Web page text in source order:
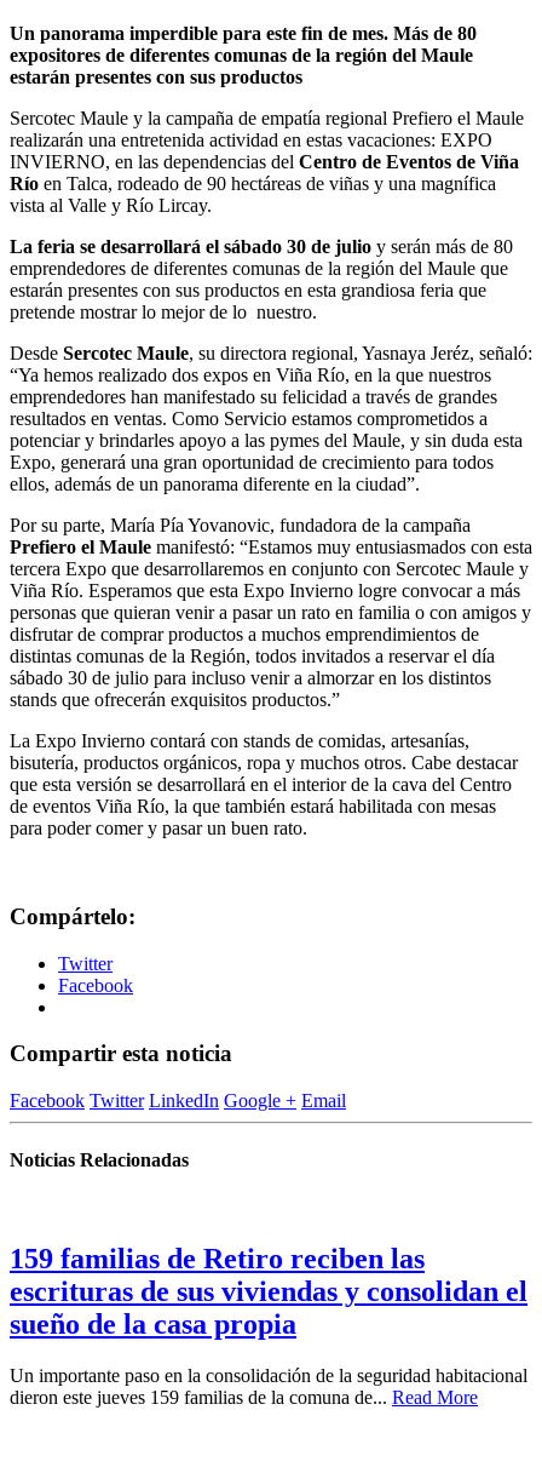
Un panorama imperdible para este fin de mes. Más de 80
expositores de diferentes comunas de la región del Maule
estarán presentes con sus productos
Sercotec Maule y la campaña de empatía regional Prefiero el Maule
realizarán una entretenida actividad en estas vacaciones: EXPO
INVIERNO, en las dependencias del Centro de Eventos de Viña
Río en Talca, rodeado de 90 hectáreas de viñas y una magnífica
vista al Valle y Río Lircay.
La feria se desarrollará el sábado 30 de julio y serán más de 80
emprendedores de diferentes comunas de la región del Maule que
estarán presentes con sus productos en esta grandiosa feria que
pretende mostrar lo mejor de lo nuestro.
Desde Sercotec Maule, su directora regional, Yasnaya Jeréz, señaló:
“Ya hemos realizado dos expos en Viña Río, en la que nuestros
emprendedores han manifestado su felicidad a través de grandes
resultados en ventas. Como Servicio estamos comprometidos a
potenciar y brindarles apoyo a las pymes del Maule, y sin duda esta
Expo, generará una gran oportunidad de crecimiento para todos
ellos, además de un panorama diferente en la ciudad”.
Por su parte, María Pía Yovanovic, fundadora de la campaña
Prefiero el Maule manifestó: “Estamos muy entusiasmados con esta
tercera Expo que desarrollaremos en conjunto con Sercotec Maule y
Viña Río. Esperamos que esta Expo Invierno logre convocar a más
personas que quieran venir a pasar un rato en familia o con amigos y
disfrutar de comprar productos a muchos emprendimientos de
distintas comunas de la Región, todos invitados a reservar el día
sábado 30 de julio para incluso venir a almorzar en los distintos
stands que ofrecerán exquisitos productos.”
La Expo Invierno contará con stands de comidas, artesanías,
bisutería, productos orgánicos, ropa y muchos otros. Cabe destacar
que esta versión se desarrollará en el interior de la cava del Centro
de eventos Viña Río, la que también estará habilitada con mesas
para poder comer y pasar un buen rato.
Compártelo:
Twitter
Facebook
Compartir esta noticia
Facebook Twitter LinkedIn Google + Email
Noticias Relacionadas
159 familias de Retiro reciben las
escrituras de sus viviendas y consolidan el
sueño de la casa propia
Un importante paso en la consolidación de la seguridad habitacional
dieron este jueves 159 familias de la comuna de... Read More